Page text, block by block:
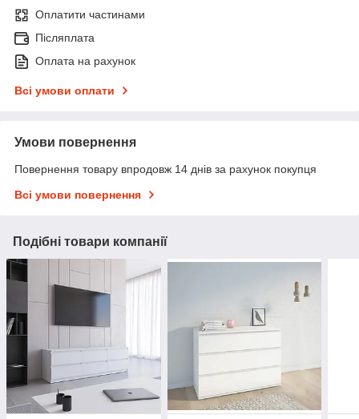
Оплатити частинами
Післяплата
Оплата на рахунок
Всі умови оплати
Умови повернення
Повернення товару впродовж 14 днів за рахунок покупця
Всі умови повернення
Подібні товари компанії